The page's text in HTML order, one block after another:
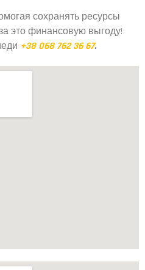
сохранять ресурсы
это финансовую выгоду!
+38 068 762 36 67.